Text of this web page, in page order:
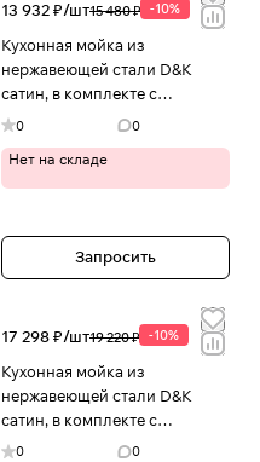
13 932 ₽/шт15 480 ₽ -10%
Кухонная мойка из
нержавеющей стали D&K
сатин, в комплекте с
сифоном, корзиной,
Иваново
0 0
Нет на складе
Запросить
17 298 ₽/шт19 220 ₽ -10%
Кухонная мойка из
нержавеющей стали D&K
сатин, в комплекте с
сифоном, корзиной,
0 0